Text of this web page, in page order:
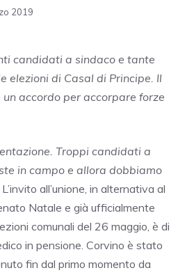
2019
candidati a sindaco e tante
elezioni di Casal di Principe. Il
accordo per accorpare forze
Troppi candidati a
in campo e allora dobbiamo
L’invito all’unione, in alternativa al
Natale e già ufficialmente
comunali del 26 maggio, è di
in pensione. Corvino è stato
fin dal primo momento da